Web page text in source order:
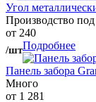
Угол
Производство под
от 240
/штПодробнее
Панель забора
Много
от 1 281